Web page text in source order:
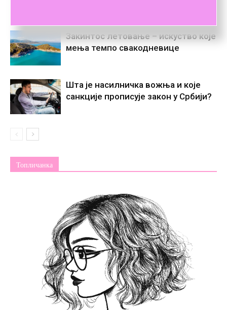
Закинтос летовање – искуство које
мења темпо свакодневице
Шта је насилничка вожња и које
санкције прописује закон у Србији?
Топличанка